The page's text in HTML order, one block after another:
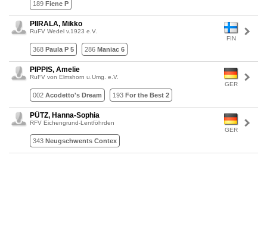
189 Fiene P
FIN
PIIRALA, Mikko
RuFV Wedel v.1923 e.V.
368 Paula P 5 286 Maniac 6
GER
PIPPIS, Amelie
RuFV von Elmshorn u.Umg. e.V.
002 Acodetto's Dream 193 For the Best 2
GER
PÜTZ, Hanna-Sophia
RFV Eichengrund-Lentföhrden
343 Neugschwents Contex